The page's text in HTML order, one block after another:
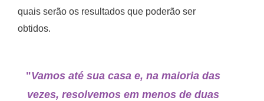
quais serão os resultados que poderão ser
obtidos.
"Vamos até sua casa e, na maioria das
vezes, resolvemos em menos de duas